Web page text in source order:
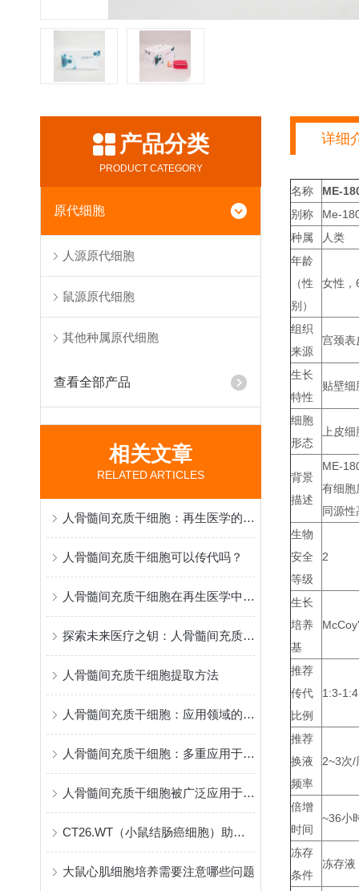
产品分类
PRODUCT CATEGORY
原代细胞
人源原代细胞
鼠源原代细胞
其他种属原代细胞
查看全部产品
相关文章
RELATED ARTICLES
人骨髓间充质干细胞：再生医学的“希望之种”
人骨髓间充质干细胞可以传代吗？
人骨髓间充质干细胞在再生医学中的研究与应用
探索未来医疗之钥：人骨髓间充质干细胞的特性与应用
人骨髓间充质干细胞提取方法
人骨髓间充质干细胞：应用领域的突破与前景
人骨髓间充质干细胞：多重应用于医学领域的神奇细胞
人骨髓间充质干细胞被广泛应用于组织工程
CT26.WT（小鼠结肠癌细胞）助力结肠癌治疗新进展
大鼠心肌细胞培养需要注意哪些问题
详细
名称
ME-
别称
Me-
种属
人类
年龄
（性
别）
女性，
组织
来源
宫颈表
生长
特性
贴壁细
细胞
形态
上皮
背景
描述
ME-
有细胞
同源
生物
安全
等级
2
生长
培养
基
推荐
传代
比例
1:3-1:4
推荐
换液
频率
2~3次/
倍增
时间
~36小
冻存
条件
冻存液